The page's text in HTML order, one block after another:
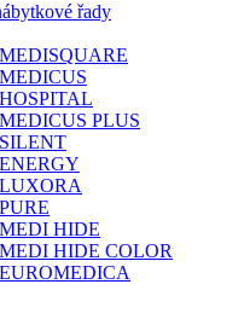
řady
PLUS
HIDE
HIDE COLOR